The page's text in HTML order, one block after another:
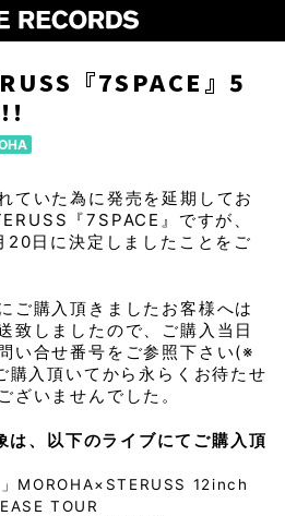
『7SPACE』5
ていた為に発売を延期してお
『7SPACE』ですが、
20日に決定しましたことをご
ご購入頂きましたお客様へは
致しましたので、ご購入当日
い合せ番号をご参照下さい(※
購入頂いてから永らくお待たせ
ざいませんでした。
は、以下のライブにてご購入頂
」MOROHA×STERUSS 12inch
TOUR